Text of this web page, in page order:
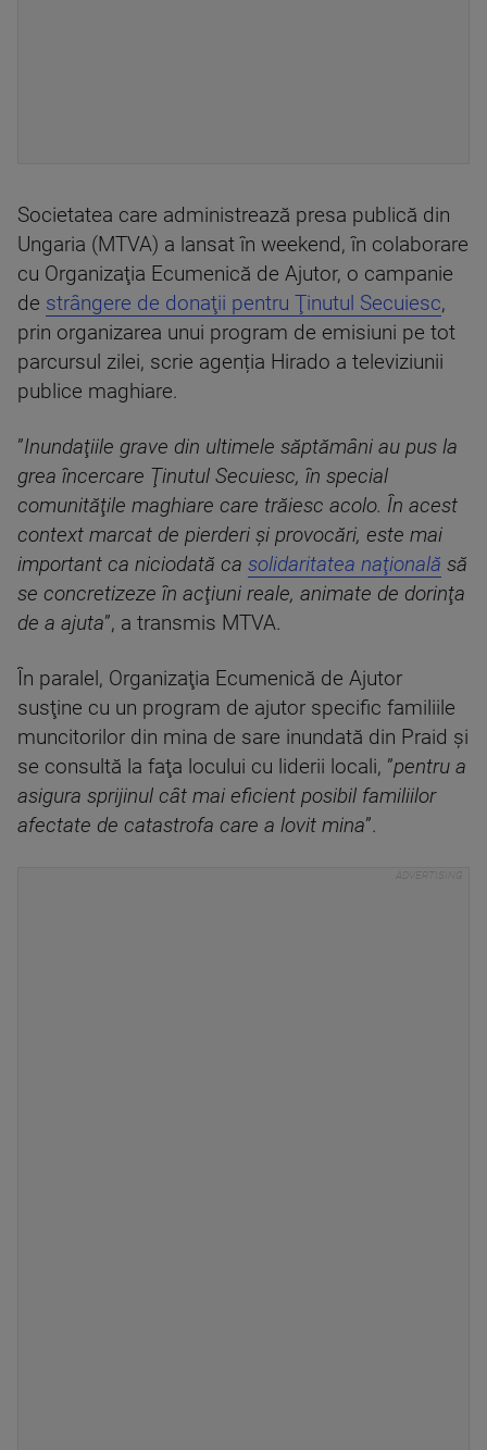
Societatea care administrează presa publică din
Ungaria (MTVA) a lansat în weekend, în colaborare
cu Organizaţia Ecumenică de Ajutor, o campanie
de strângere de donaţii pentru Ţinutul Secuiesc,
prin organizarea unui program de emisiuni pe tot
parcursul zilei, scrie agenția Hirado a televiziunii
publice maghiare.
”Inundaţiile grave din ultimele săptămâni au pus la
grea încercare Ţinutul Secuiesc, în special
comunităţile maghiare care trăiesc acolo. În acest
context marcat de pierderi şi provocări, este mai
important ca niciodată ca solidaritatea naţională să
se concretizeze în acţiuni reale, animate de dorinţa
de a ajuta”, a transmis MTVA.
În paralel, Organizaţia Ecumenică de Ajutor
susţine cu un program de ajutor specific familiile
muncitorilor din mina de sare inundată din Praid şi
se consultă la faţa locului cu liderii locali, ”pentru a
asigura sprijinul cât mai eficient posibil familiilor
afectate de catastrofa care a lovit mina”.